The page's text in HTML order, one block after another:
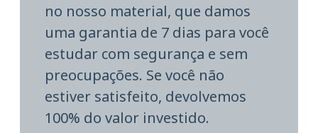
no nosso material, que damos
uma garantia de 7 dias para você
estudar com segurança e sem
preocupações. Se você não
estiver satisfeito, devolvemos
100% do valor investido.